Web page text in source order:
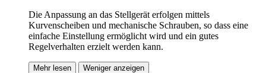
Die Anpassung an das Stellgerät erfolgen mittels
Kurvenscheiben und mechanische Schrauben, so dass eine
einfache Einstellung ermöglicht wird und ein gutes
Regelverhalten erzielt werden kann.
Mehr lesen Weniger anzeigen